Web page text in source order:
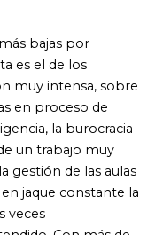
de ansiedad.
y de las
ansiedad
intención
de
su estrés y